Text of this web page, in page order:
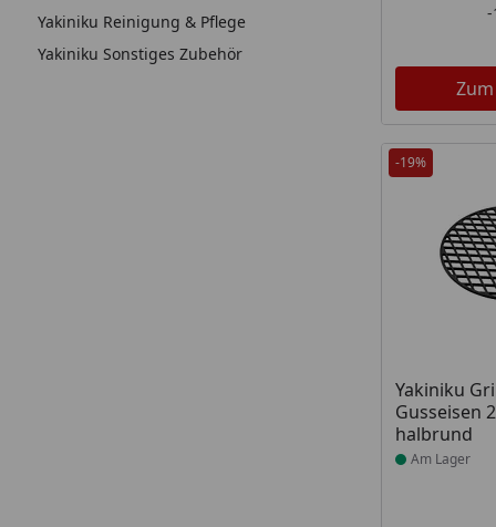
Yakiniku Reinigung & Pflege
Yakiniku Sonstiges Zubehör
-
-19%
Yakiniku
Gusseisen
halbrund
Produkt am
Am Lager